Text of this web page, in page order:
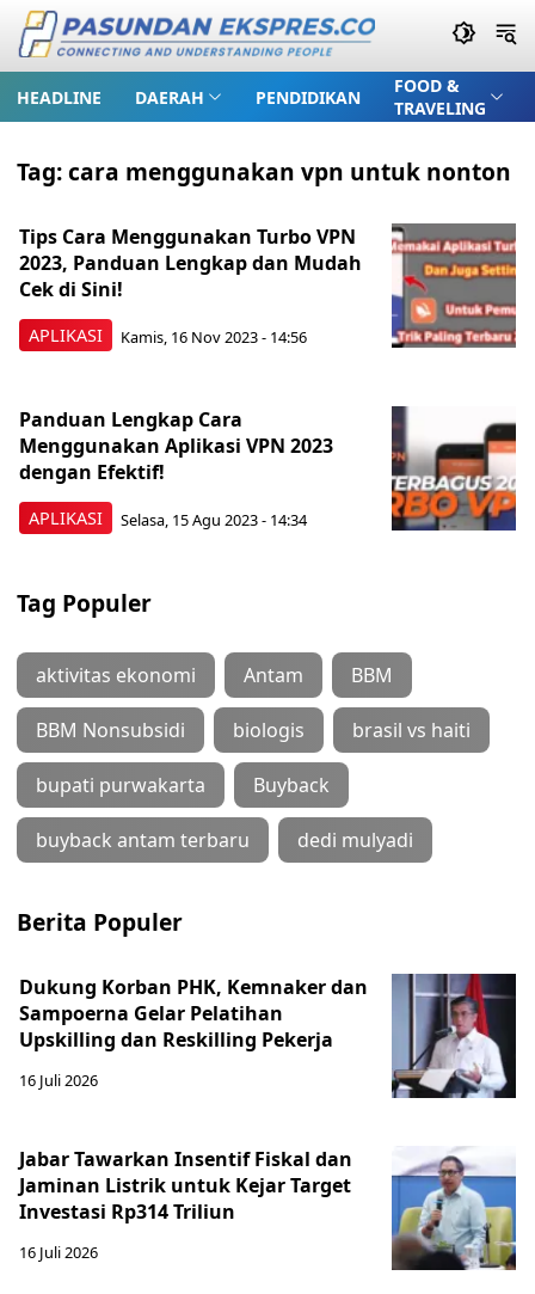
HEADLINE DAERAH PENDIDIKAN
FOOD &
TRAVELING
Tag:cara menggunakan vpn untuk nonton
APLIKASI
Tips Cara Menggunakan Turbo VPN
2023, Panduan Lengkap dan Mudah
Cek di Sini!
Kamis, 16 Nov 2023 - 14:56
APLIKASI
Panduan Lengkap Cara
Menggunakan Aplikasi VPN 2023
dengan Efektif!
Selasa, 15 Agu 2023 - 14:34
Tag Populer
aktivitas ekonomi Antam BBM
BBM Nonsubsidi biologis brasil vs haiti
bupati purwakarta Buyback
buyback antam terbaru dedi mulyadi
Berita Populer
Dukung Korban PHK, Kemnaker dan
Sampoerna Gelar Pelatihan
Upskilling dan Reskilling Pekerja
16 Juli 2026
Jabar Tawarkan Insentif Fiskal dan
Jaminan Listrik untuk Kejar Target
Investasi Rp314 Triliun
16 Juli 2026